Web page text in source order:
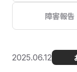
障害報告
2025.06.12